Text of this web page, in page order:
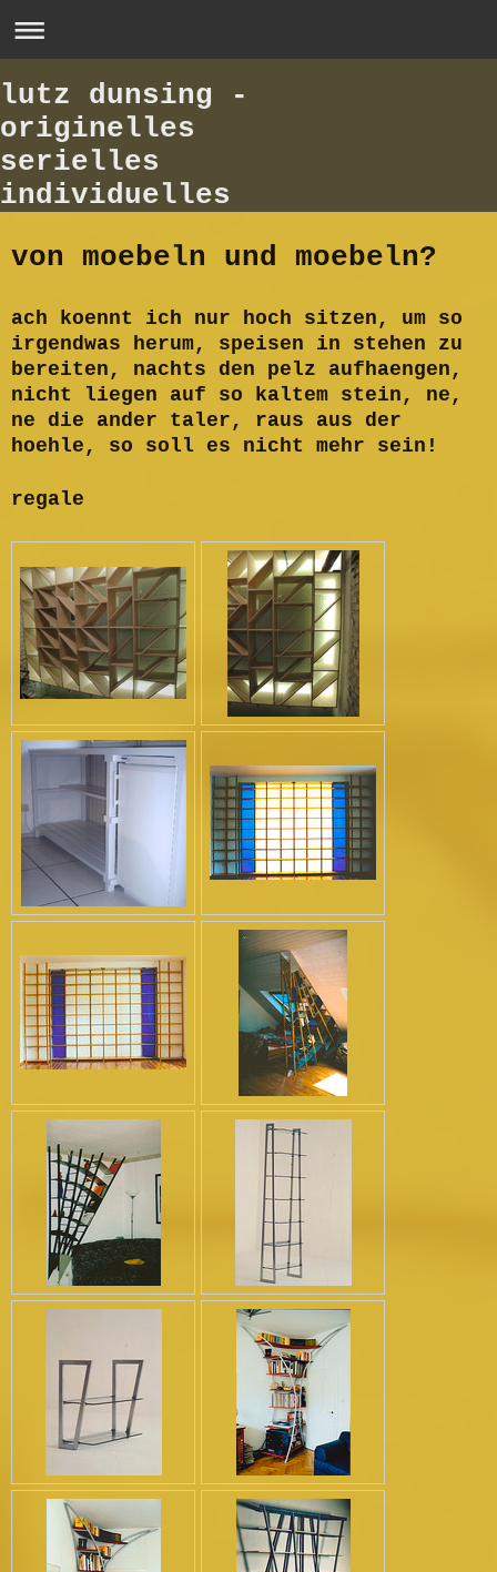
lutz dunsing -
originelles
serielles
individuelles
von moebeln und moebeln?
ach koennt ich nur hoch sitzen, um so
irgendwas herum, speisen in stehen zu
bereiten, nachts den pelz aufhaengen,
nicht liegen auf so kaltem stein, ne,
ne die ander taler, raus aus der
hoehle, so soll es nicht mehr sein!
regale